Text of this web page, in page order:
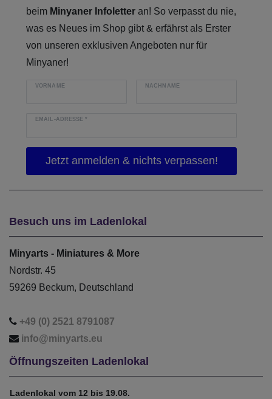
beim Minyaner Infoletter an! So verpasst du nie,
was es Neues im Shop gibt & erfährst als Erster
von unseren exklusiven Angeboten nur für
Minyaner!
VORNAME NACHNAME
EMAIL-ADRESSE*
Besuch uns im Ladenlokal
Minyarts - Miniatures & More
Nordstr. 45
59269 Beckum, Deutschland
+49 (0) 2521 8791087
info@minyarts.eu
Öffnungszeiten Ladenlokal
Ladenlokal vom 12 bis 19.08.